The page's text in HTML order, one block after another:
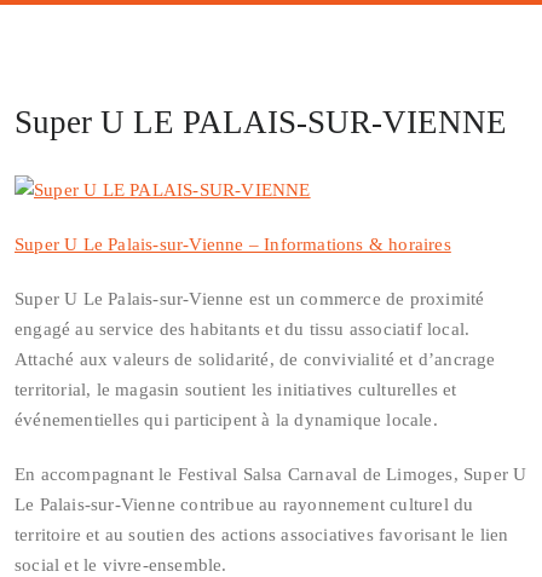
Super U LE PALAIS-SUR-VIENNE
Super U Le Palais‑sur‑Vienne – Informations & horaires
Super U Le Palais-sur-Vienne est un commerce de proximité
engagé au service des habitants et du tissu associatif local.
Attaché aux valeurs de solidarité, de convivialité et d’ancrage
territorial, le magasin soutient les initiatives culturelles et
événementielles qui participent à la dynamique locale.
En accompagnant le Festival Salsa Carnaval de Limoges, Super U
Le Palais-sur-Vienne contribue au rayonnement culturel du
territoire et au soutien des actions associatives favorisant le lien
social et le vivre-ensemble.